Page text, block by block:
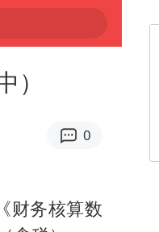
0
财务核算数